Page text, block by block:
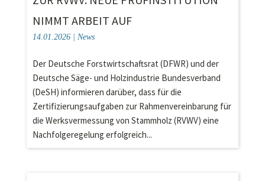
NIMMT ARBEIT AUF
14.01.2026| News
Der Deutsche Forstwirtschaftsrat (DFWR) und der
Deutsche Säge- und Holzindustrie Bundesverband
(DeSH) informieren darüber, dass für die
Zertifizierungsaufgaben zur Rahmenvereinbarung für
die Werksvermessung von Stammholz (RVWV) eine
Nachfolgeregelung erfolgreich...